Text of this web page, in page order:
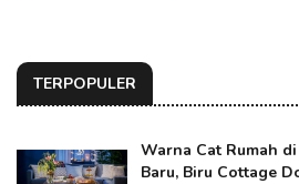
TERPOPULER
Warna Cat Rumah
Baru, Biru Cottage